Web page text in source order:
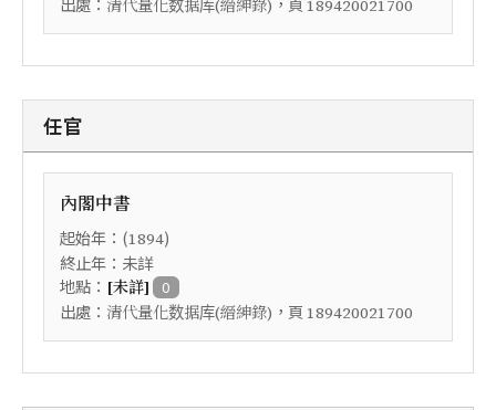
清代量化数据库(縉紳錄) 189420021700
任官
內閣中書
起始年：(1894)
終止年：未詳
地點： [未詳] 0
出處： 清代量化数据库(縉紳錄) ，頁 189420021700